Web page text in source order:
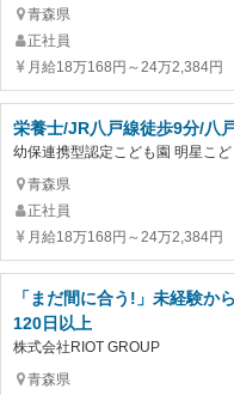
青森県
正社員
月給18万168円～24万2,384円
栄養士/JR八戸線徒歩9分/八
幼保連携型認定こども園 明星こど
青森県
正社員
月給18万168円～24万2,384円
「まだ間に合う!」未経験か
120日以上
株式会社RIOT GROUP
青森県